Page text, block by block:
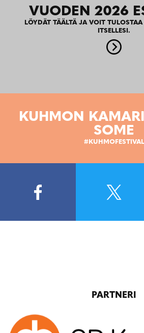
VUODEN 2026
LÖYDÄT TÄÄLTÄ JA VOIT TULOSTAA
ITSELLESI.
KUHMON
SOME
#KUHMOFESTIVAL
PARTNERI